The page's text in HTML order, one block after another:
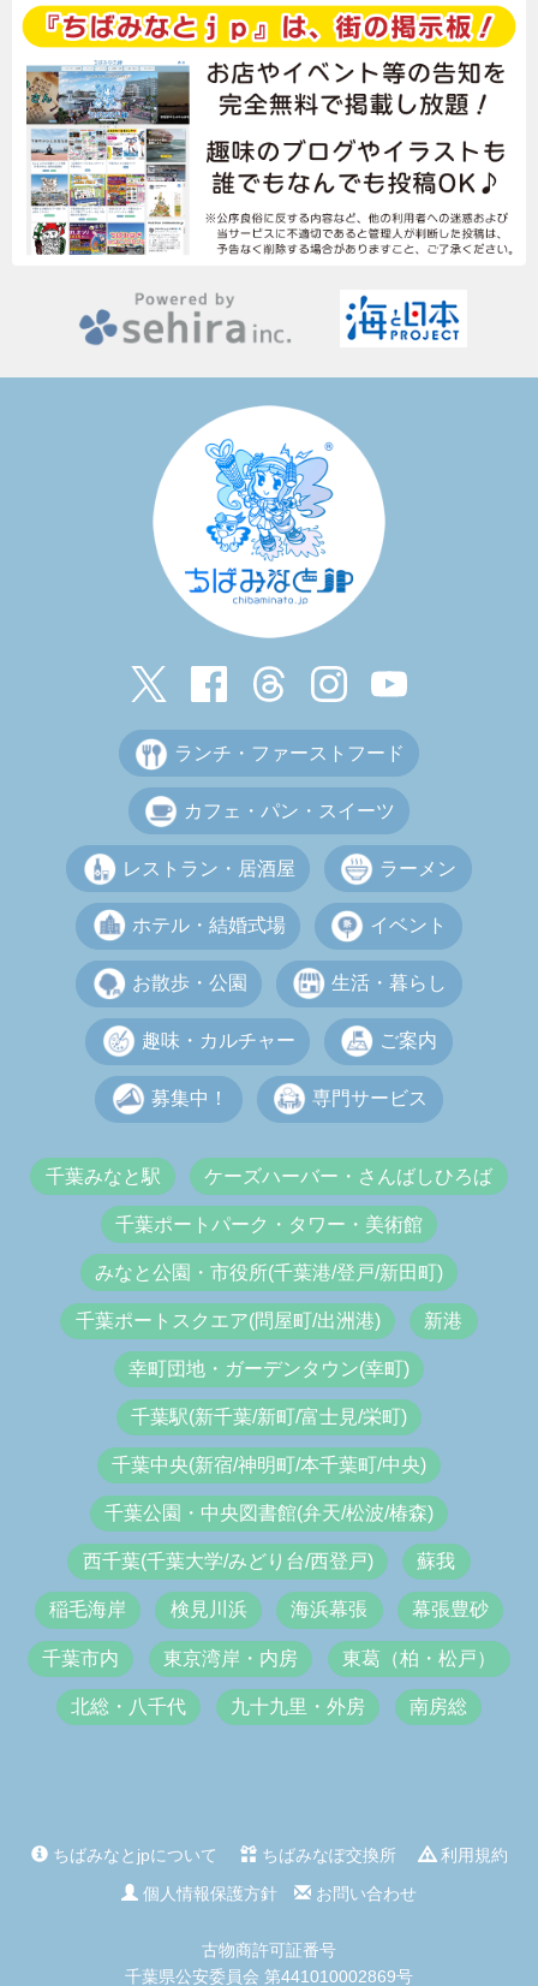
ランチ・ファーストフード
カフェ・パン・スイーツ
レストラン・居酒屋 ラーメン
ホテル・結婚式場 イベント
お散歩・公園 生活・暮らし
趣味・カルチャー ご案内
募集中！ 専門サービス
千葉みなと駅 ケーズハーバー・さんばしひろば
千葉ポートパーク・タワー・美術館
みなと公園・市役所(千葉港/登戸/新田町)
千葉ポートスクエア(問屋町/出洲港) 新港
幸町団地・ガーデンタウン(幸町)
千葉駅(新千葉/新町/富士見/栄町)
千葉中央(新宿/神明町/本千葉町/中央)
千葉公園・中央図書館(弁天/松波/椿森)
西千葉(千葉大学/みどり台/西登戸) 蘇我
稲毛海岸 検見川浜 海浜幕張 幕張豊砂
千葉市内 東京湾岸・内房 東葛（柏・松戸）
北総・八千代 九十九里・外房 南房総
ちばみなとjpについて ちばみなぽ交換所
利用規約
個人情報保護方針
お問い合わせ
古物商許可証番号
千葉県公安委員会 第441010002869号